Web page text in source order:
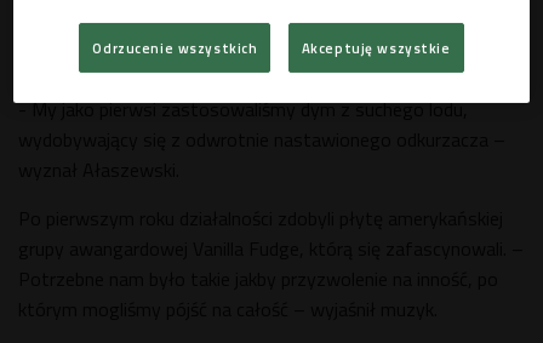
W latach 60. i 70. muzycy musieli sami zatroszczyć się o
instrumenty, oświetlenie i ewentualne efekty specjalne w
czasie koncertów. Niektóre rozwiązania były bardzo twórcze.
- My jako pierwsi zastosowaliśmy dym z suchego lodu,
Odrzucenie wszystkich Akceptuję wszystkie